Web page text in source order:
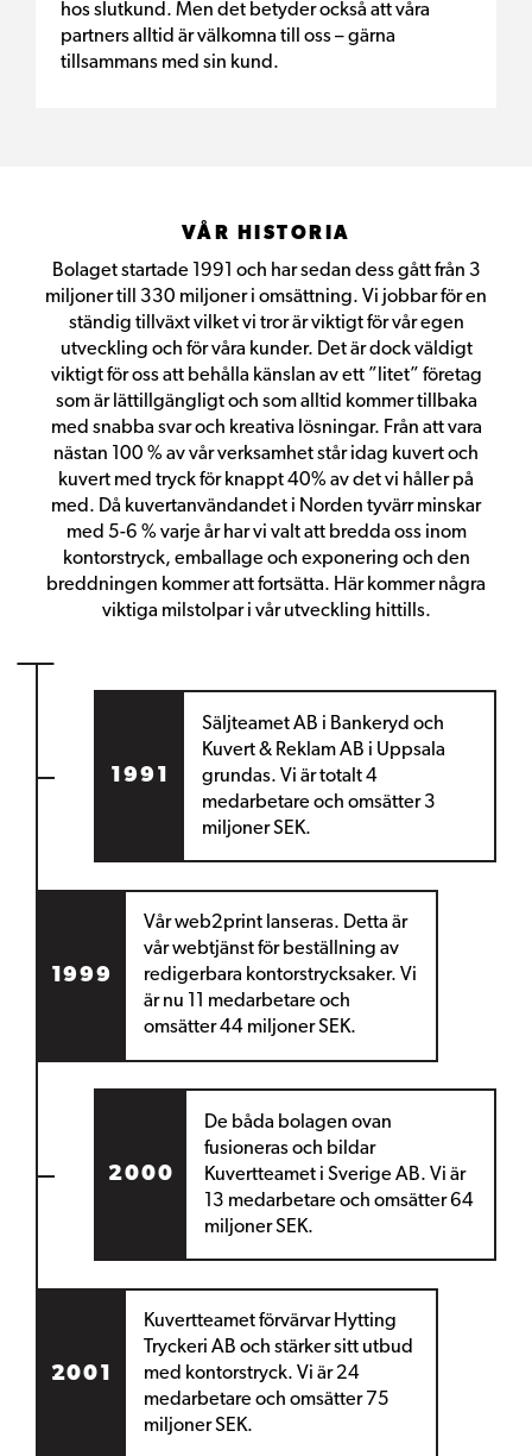
hos slutkund. Men det betyder också att våra
partners alltid är välkomna till oss – gärna
tillsammans med sin kund.
VÅR HISTORIA
Bolaget startade 1991 och har sedan dess gått från 3
miljoner till 330 miljoner i omsättning. Vi jobbar för en
ständig tillväxt vilket vi tror är viktigt för vår egen
utveckling och för våra kunder. Det är dock väldigt
viktigt för oss att behålla känslan av ett ”litet” företag
som är lättillgängligt och som alltid kommer tillbaka
med snabba svar och kreativa lösningar. Från att vara
nästan 100 % av vår verksamhet står idag kuvert och
kuvert med tryck för knappt 40% av det vi håller på
med. Då kuvertanvändandet i Norden tyvärr minskar
med 5-6 % varje år har vi valt att bredda oss inom
kontorstryck, emballage och exponering och den
breddningen kommer att fortsätta. Här kommer några
viktiga milstolpar i vår utveckling hittills.
1991
Säljteamet AB i Bankeryd och
Kuvert & Reklam AB i Uppsala
grundas. Vi är totalt 4
medarbetare och omsätter 3
miljoner SEK.
1999
Vår web2print lanseras. Detta är
vår webtjänst för beställning av
redigerbara kontorstrycksaker. Vi
är nu 11 medarbetare och
omsätter 44 miljoner SEK.
2000
De båda bolagen ovan
fusionerasoch bildar
Kuvertteamet i Sverige AB. Vi är
13 medarbetare och omsätter 64
miljoner SEK.
2001
Kuvertteamet förvärvar Hytting
Tryckeri AB och stärker sitt utbud
med kontorstryck. Vi är 24
medarbetare och omsätter 75
miljoner SEK.